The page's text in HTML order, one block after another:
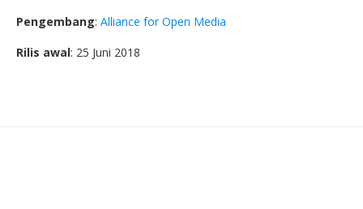
Pengembang: Alliance for Open Media
Rilis awal: 25 Juni 2018